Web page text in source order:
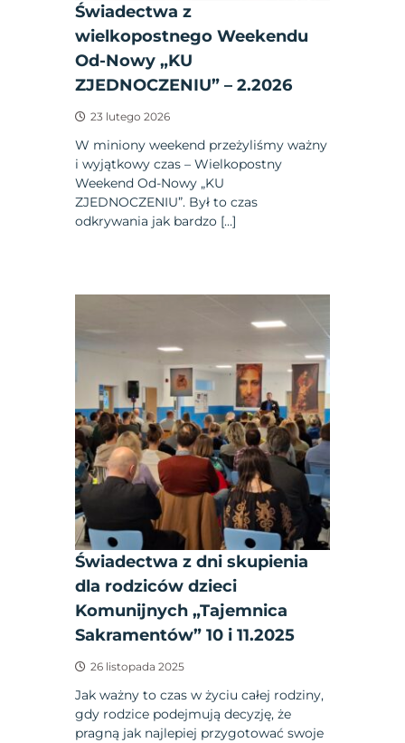
Świadectwa z
wielkopostnego Weekendu
Od-Nowy „KU
ZJEDNOCZENIU” – 2.2026
23 lutego 2026
W miniony weekend przeżyliśmy ważny
i wyjątkowy czas – Wielkopostny
Weekend Od-Nowy „KU
ZJEDNOCZENIU”. Był to czas
odkrywania jak bardzo […]
Świadectwa z dni skupienia
dla rodziców dzieci
Komunijnych „Tajemnica
Sakramentów” 10 i 11.2025
26 listopada 2025
Jak ważny to czas w życiu całej rodziny,
gdy rodzice podejmują decyzję, że
pragną jak najlepiej przygotować swoje